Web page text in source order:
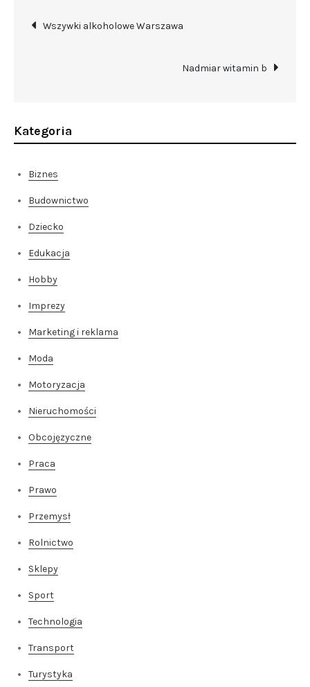
Nawigacja
Wszywki alkoholowe Warszawa
Nadmiar witamin b
Kategoria
Biznes
Budownictwo
Dziecko
Edukacja
Hobby
Imprezy
Marketing i reklama
Moda
Motoryzacja
Nieruchomości
Obcojęzyczne
Praca
Prawo
Przemysł
Rolnictwo
Sklepy
Sport
Technologia
Transport
Turystyka